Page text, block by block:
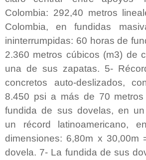
Colombia: 292,40 metros
Colombia, en fundidas
ininterrumpidas: 60 horas de
2.360 metros cúbicos (m3) de
una de sus zapatas. 5-
concretos auto-deslizados,
8.450 psi a más de 70
fundida de sus dovelas, en
un récord latinoamericano,
dimensiones: 6,80m x 30,00m
dovela. 7- La fundida de sus